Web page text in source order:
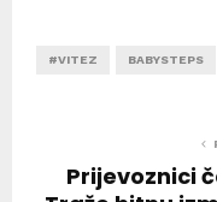
#VITEZ BABYSTEPS
Prijevoznici